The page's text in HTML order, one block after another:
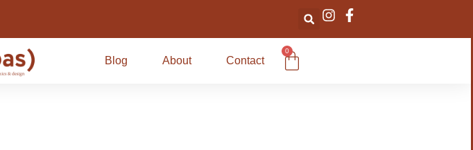
Blog About Contact
0